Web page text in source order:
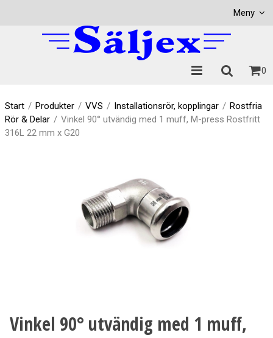
Meny
0
Start / Produkter / VVS / Installationsrör, kopplingar / Rostfria
Rör & Delar / Vinkel 90° utvändig med 1 muff, M-press Rostfritt
316L 22 mm x G20
Vinkel 90° utvändig med 1 muff,